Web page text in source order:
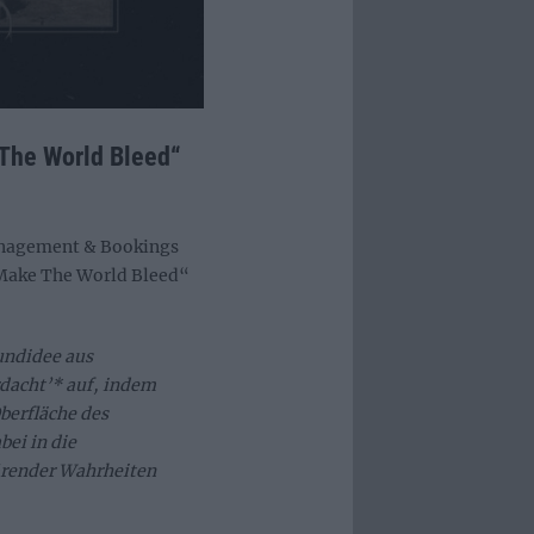
World Bleed“
& Bookings
The World Bleed“
aus
auf, indem
des
in die
Wahrheiten